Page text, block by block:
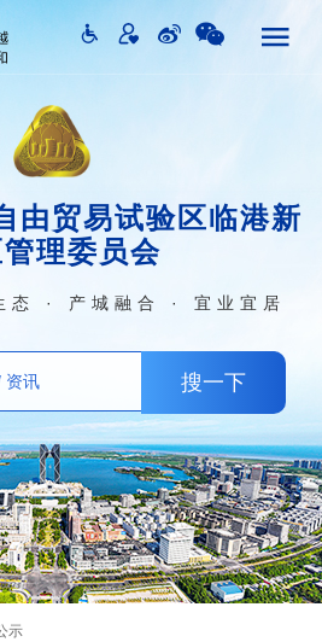
由贸易试验区临港新
管理委员会
态 · 产城融合 · 宜业宜居
示